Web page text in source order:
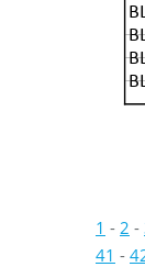
1 - 2 -
41 -